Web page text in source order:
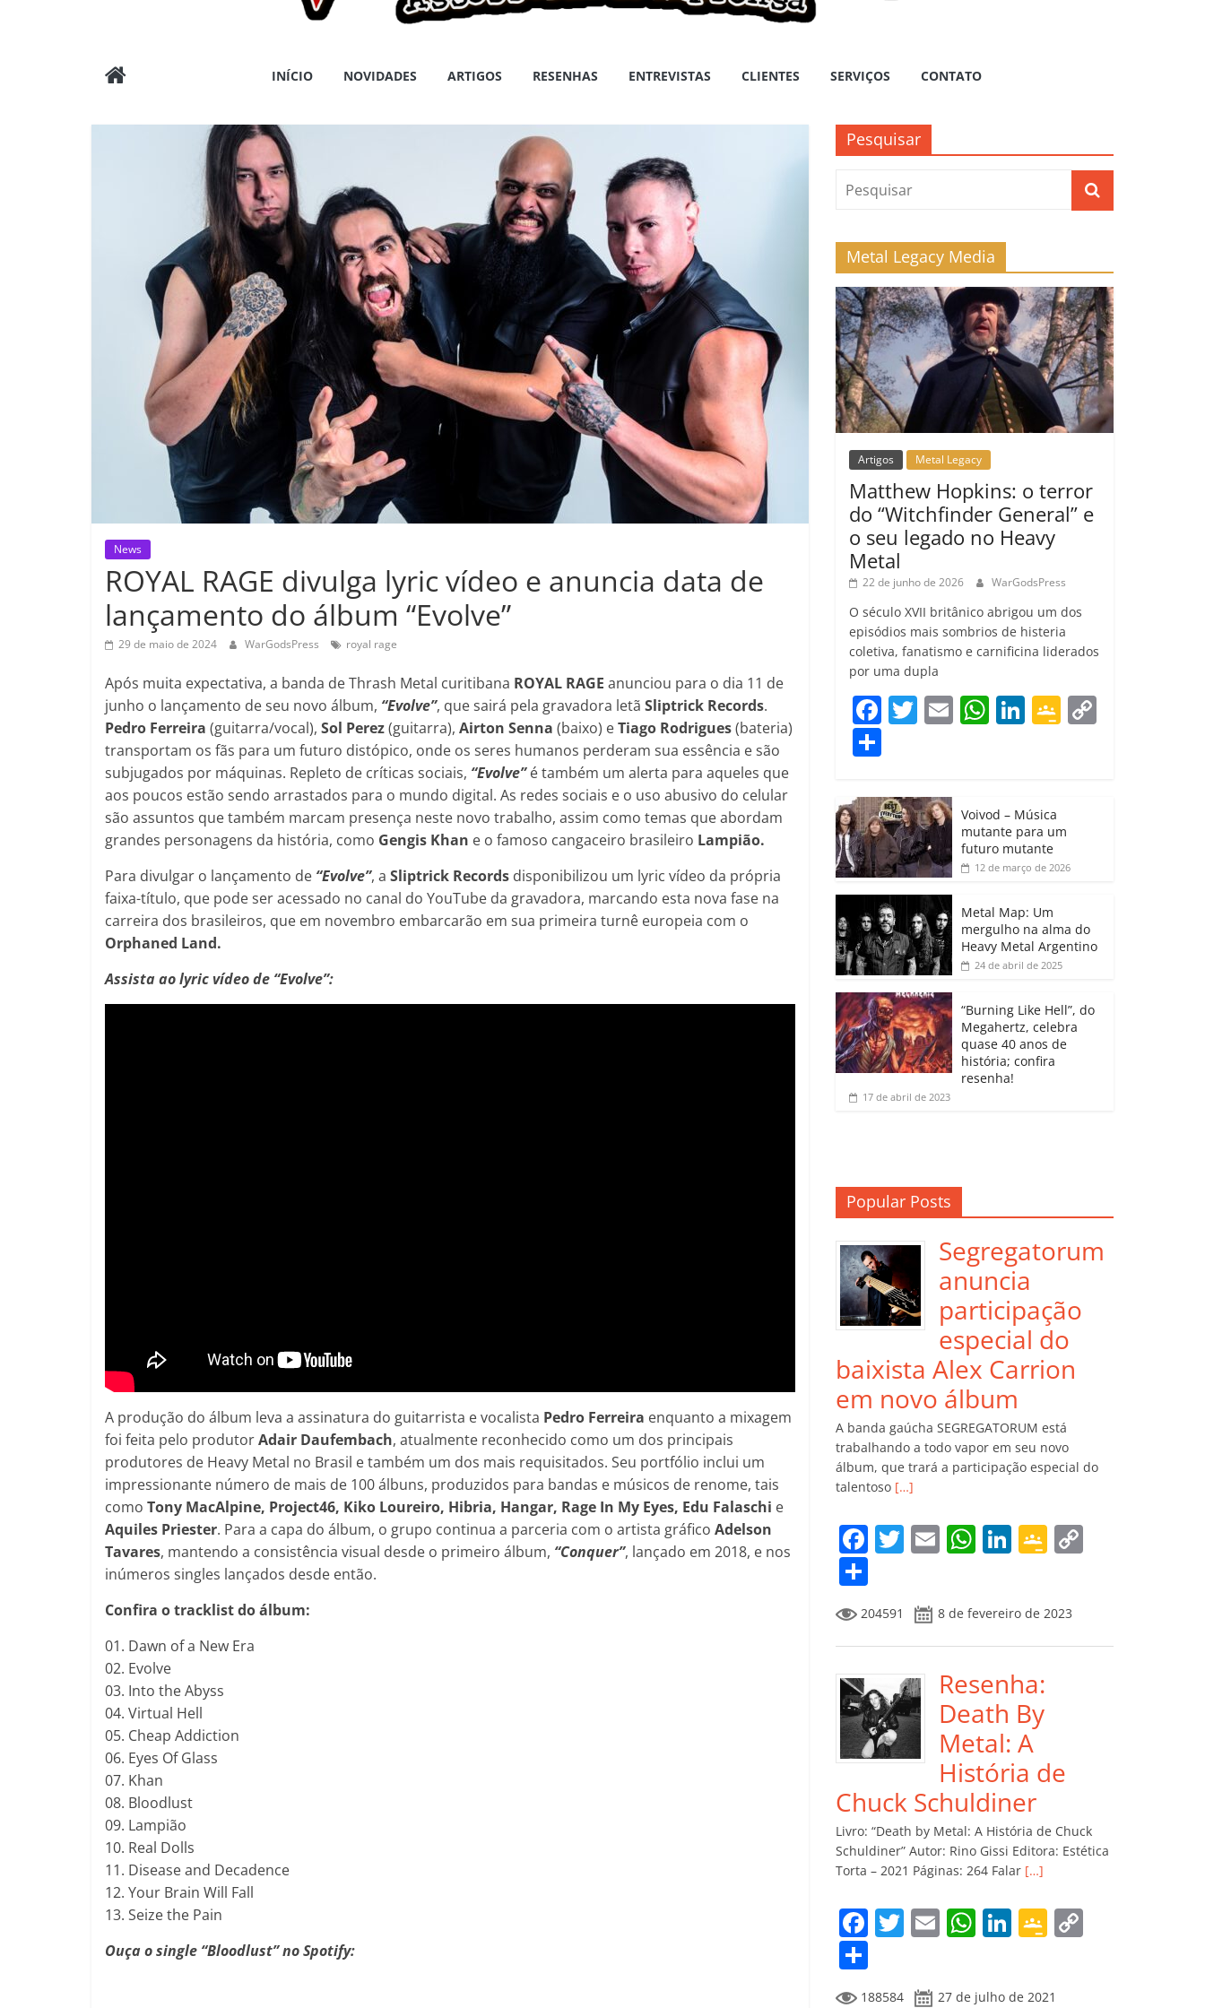
Wargods
Press
INÍCIO NOVIDADES ARTIGOS RESENHAS ENTREVISTAS CLIENTES SERVIÇOS CONTATO
News
ROYAL RAGE divulga lyric vídeo e anuncia data de
lançamento do álbum “Evolve”
29 de maio de 2024 WarGodsPress royal rage
Após muita expectativa, a banda de Thrash Metal curitibana ROYAL RAGE anunciou para o dia 11 de
junho o lançamento de seu novo álbum, “Evolve”, que sairá pela gravadora letã Sliptrick Records.
Pedro Ferreira (guitarra/vocal), Sol Perez(guitarra), Airton Senna (baixo) eTiago Rodrigues(bateria)
transportam os fãs para um futuro distópico, onde os seres humanos perderam sua essência e são
subjugados por máquinas. Repleto de críticas sociais, “Evolve”é também um alerta para aqueles que
aos poucos estão sendo arrastados para o mundo digital. As redes sociais e o uso abusivo do celular
são assuntos que também marcam presença neste novo trabalho, assim como temas que abordam
grandes personagens da história, como Gengis Khan e o famoso cangaceiro brasileiro Lampião.
Para divulgar o lançamento de “Evolve”, a Sliptrick Records disponibilizou um lyric vídeo da própria
faixa-título, que pode ser acessado no canal do YouTube da gravadora, marcando esta nova fase na
carreira dos brasileiros, que em novembro embarcarão em sua primeira turnê europeia com o
Orphaned Land.
Assista ao lyric vídeo de “Evolve”:
A produção do álbum leva a assinatura do guitarrista e vocalista Pedro Ferreira enquanto a mixagem
foi feita pelo produtorAdair Daufembach, atualmente reconhecido como um dos principais
produtores de Heavy Metal no Brasil e também um dos mais requisitados. Seu portfólio inclui um
impressionante número de mais de 100 álbuns, produzidos para bandas e músicos de renome, tais
como Tony MacAlpine, Project46, Kiko Loureiro, Hibria, Hangar, Rage In My Eyes, Edu Falaschi e
Aquiles Priester. Para a capa do álbum, o grupo continua a parceria com o artista gráfico Adelson
Tavares, mantendo a consistência visual desde o primeiro álbum, “Conquer”, lançado em 2018, e nos
inúmeros singles lançados desde então.
Confira o tracklist do álbum:
01. Dawn of a New Era
02. Evolve
03. Into the Abyss
04. Virtual Hell
05. Cheap Addiction
06. Eyes Of Glass
07. Khan
08. Bloodlust
09. Lampião
10. Real Dolls
11. Disease and Decadence
12. Your Brain Will Fall
13. Seize the Pain
Ouça o single “Bloodlust” no Spotify:
Pesquisar
Metal Legacy Media
Artigos Metal Legacy
Matthew Hopkins: o terror
do “Witchfinder General” e
o seu legado no Heavy
Metal
22 de junho de 2026 WarGodsPress
O século XVII britânico abrigou um dos
episódios mais sombrios de histeria
coletiva, fanatismo e carnificina liderados
por uma dupla
F
e
b
o
o
k
T
er
E W
A
p
p
Li
dI
n
G
e
a
ro
o
m
m
p
ar
til
h
ar
Voivod – Música
mutante para um
futuro mutante
12 de março de 2026
Metal Map: Um
mergulho na alma do
Heavy Metal Argentino
24 de abril de 2025
“Burning Like Hell”, do
Megahertz, celebra
quase 40 anos de
história; confira
resenha!
17 de abril de 2023
Popular Posts
Segregatorum
anuncia
participação
especial do
baixista Alex Carrion
em novo álbum
A banda gaúcha SEGREGATORUM está
trabalhando a todo vapor em seu novo
álbum, que trará a participação especial do
talentoso […]
F
e
b
o
o
k
T
itt
er
E
l
W
s
A
p
p
Li
e
dI
n
G
gl
e
ro
m
Li
o
m
p
ar
til
h
ar
204591 8 de fevereiro de 2023
Resenha:
Death By
Metal: A
História de
Chuck Schuldiner
Livro: “Death by Metal: A História de Chuck
Schuldiner” Autor: Rino Gissi Editora: Estética
Torta – 2021 Páginas: 264 Falar […]
F T
itt
E W Li G
o
188584 27 de julho de 2021